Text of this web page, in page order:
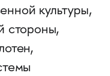
культуры,
стороны,